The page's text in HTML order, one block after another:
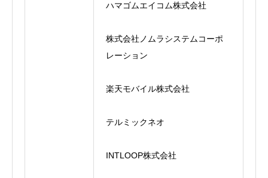
ハマゴムエイコム株式会社
株式会社ノムラシステムコーポ
レーション
楽天モバイル株式会社
テルミックネオ
INTLOOP株式会社